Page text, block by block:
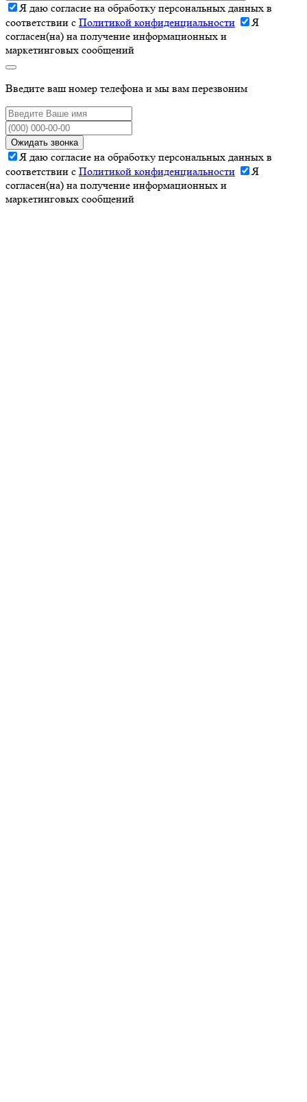
Я даю согласие на обработку персональных данных в
соответствии с Политикой конфиденциальности
Я
согласен(на) на получение информационных и
маркетинговых сообщений
Введите ваш номер телефона и мы вам перезвоним
Ожидать звонка
Я даю согласие на обработку персональных данных в
соответствии с Политикой конфиденциальности
Я
согласен(на) на получение информационных и
маркетинговых сообщений